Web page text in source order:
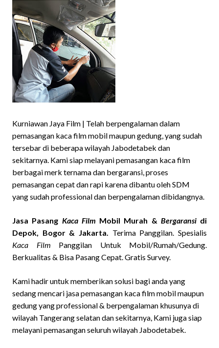
Kurniawan Jaya Film | Telah berpengalaman dalam
pemasangan kaca film mobil maupun gedung, yang sudah
tersebar di beberapa wilayah Jabodetabek dan
sekitarnya. Kami siap melayani pemasangan kaca film
berbagai merk ternama dan bergaransi, proses
pemasangan cepat dan rapi karena dibantu oleh SDM
yang sudah professional dan berpengalaman dibidangnya.
Jasa Pasang Kaca Film Mobil Murah & Bergaransidi
Depok, Bogor & Jakarta. Terima Panggilan. Spesialis
Kaca Film Panggilan Untuk Mobil/Rumah/Gedung.
Berkualitas & Bisa Pasang Cepat. Gratis Survey.
Kami hadir untuk memberikan solusi bagi anda yang
sedang mencari jasa pemasangan kaca film mobil maupun
gedung yang professional & berpengalaman khusunya di
wilayah Tangerang selatan dan sekitarnya, Kami juga siap
melayani pemasangan seluruh wilayah Jabodetabek.